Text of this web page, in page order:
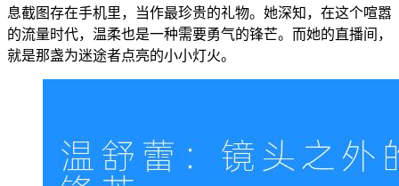
息截图存在手机里，当作最珍贵的礼物。她深知，在这个喧嚣
的流量时代，温柔也是一种需要勇气的锋芒。而她的直播间，
就是那盏为迷途者点亮的小小灯火。